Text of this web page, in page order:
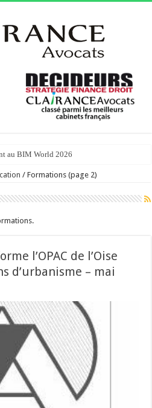
au BIM World 2026
/ Formations (page 2)
l’OPAC de l’Oise
d’urbanisme – mai